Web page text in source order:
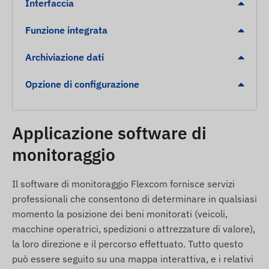
Alacsony akkumulátor szint jelzése a folyamatos
A csomag tartalma
USB töltőkábel
Biztonsági csavarok és speciális bitfej
Beépített SIM* kártya és szoftver licenc 1 éves
időtartamra
Használati feltételek
A készülék zavartalan működéséhez aktív
Interfaccia
Funzione integrata
Archiviazione dati
Opzione di configurazione
Applicazione software di
monitoraggio
Il software di monitoraggio Flexcom fornisce servizi
professionali che consentono di determinare in qualsiasi
momento la posizione dei beni monitorati (veicoli,
macchine operatrici, spedizioni o attrezzature di valore),
la loro direzione e il percorso effettuato. Tutto questo
può essere seguito su una mappa interattiva, e i relativi